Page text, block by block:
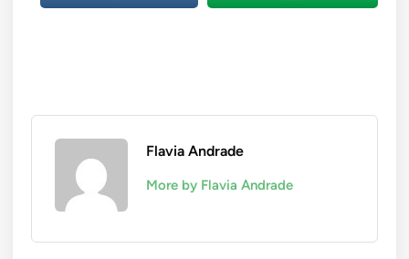
Flavia Andrade
More by Flavia Andrade